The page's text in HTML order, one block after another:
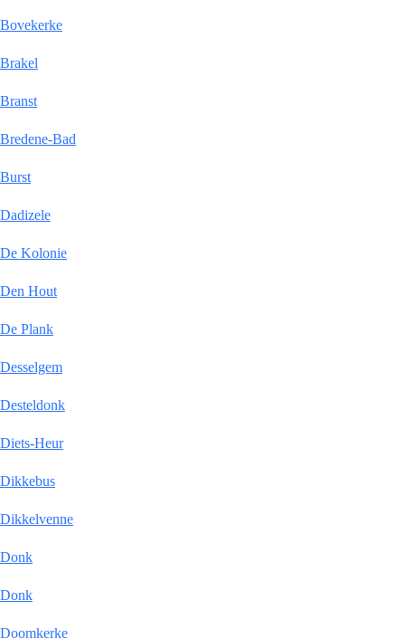
Bovekerke
Brakel
Branst
Bredene-Bad
Burst
Dadizele
De Kolonie
Den Hout
De Plank
Desselgem
Desteldonk
Diets-Heur
Dikkebus
Dikkelvenne
Donk
Donk
Doomkerke